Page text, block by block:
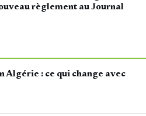
règlement au Journal
Algérie : ce qui change avec